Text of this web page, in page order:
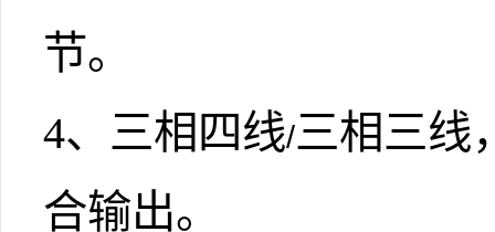
节。
4、三相四线/三相三线
合输出。